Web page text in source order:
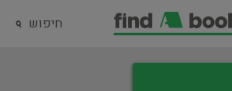
חיפוש